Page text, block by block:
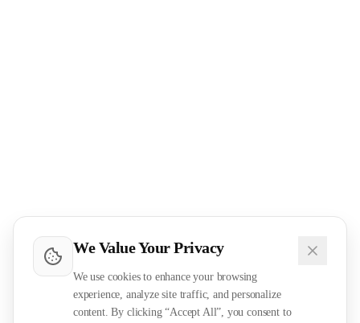
We Value Your Privacy
We use cookies to enhance your browsing
experience, analyze site traffic, and personalize
content. By clicking “Accept All”, you consent to